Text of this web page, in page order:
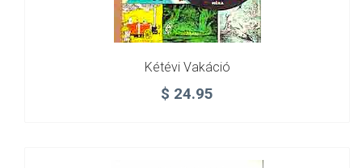
Kétévi Vakáció
$ 24.95